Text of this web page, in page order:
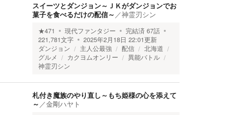
スイーツとダンジョン～ＪＫがダンジョンでお
菓子を食べるだけの配信～ ／神霊刃シン
★471 現代ファンタジー 完結済 67話
221,781文字 2025年2月18日 22:01更新
ダンジョン
主人公最強 配信
北海道
グルメ
カクヨムオンリー
異能バトル
神霊刃シン
札付き魔族のやり直し～もち姫様の心を添えて
～ ／金剛ハヤト